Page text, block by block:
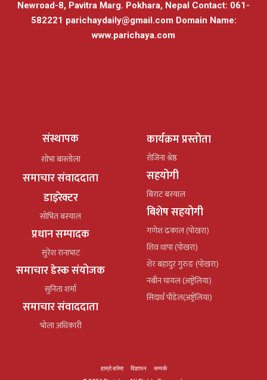
Newroad-8, Pavitra Marg. Pokhara, Nepal Contact: 061-
582221 parichaydaily@gmail.comDomain Name:
www.parichaya.com
संस्थापक
शोभा बास्तोला
समाचार संवाददाता
डाइरेक्टर
सोभित बस्याल
प्रधान सम्पादक
सुरेश रानाभाट
समाचार डेस्क संयोजक
सुनिता शर्मा
समाचार संवाददाता
भोला अधिकारी
कार्यक्रम प्रस्तोता
रोजिना श्रेष्ठ
सहयोगी
बिराट बस्याल
बिशेष सहयोगी
गणेश ढकाल (पोखरा)
शिव थापा (पोखरा)
शेर बहादुर गुरुङ (पोखरा)
नबीन घायल (अष्ट्रेलिया)
सिदार्थ पौडेल(अष्ट्रेलिया)
हाम्रो बारेमा विज्ञापन
सम्पर्क